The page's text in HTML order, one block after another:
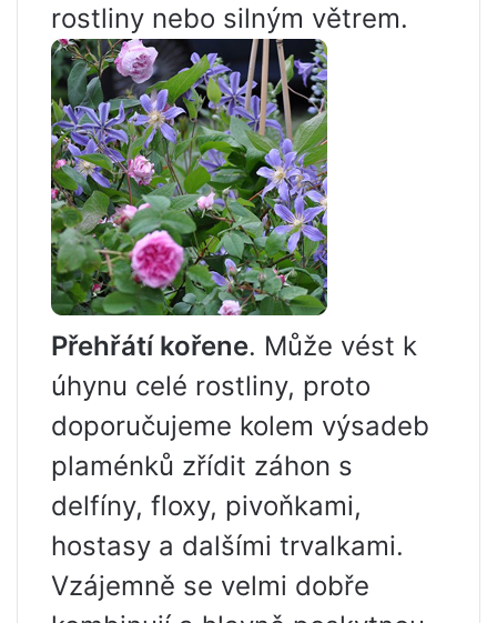
rostliny nebo silným větrem.
Přehřátí kořene. Může vést k
úhynu celé rostliny, proto
doporučujeme kolem výsadeb
plaménků zřídit záhon s
delfíny, floxy, pivoňkami,
hostasy a dalšími trvalkami.
Vzájemně se velmi dobře